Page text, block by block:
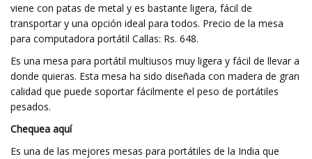
viene con patas de metal y es bastante ligera, fácil de
transportar y una opción ideal para todos. Precio de la mesa
para computadora portátil Callas: Rs. 648.
Es una mesa para portátil multiusos muy ligera y fácil de llevar a
donde quieras. Esta mesa ha sido diseñada con madera de gran
calidad que puede soportar fácilmente el peso de portátiles
pesados.
Chequea aquí
Es una de las mejores mesas para portátiles de la India que